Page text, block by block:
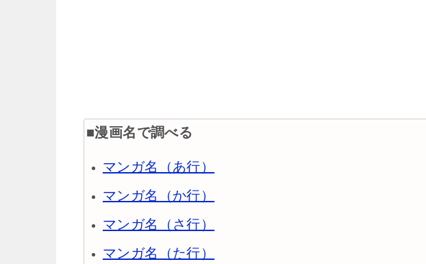
■漫画名で調べる
マンガ名（あ行）
マンガ名（か行）
マンガ名（さ行）
マンガ名（た行）